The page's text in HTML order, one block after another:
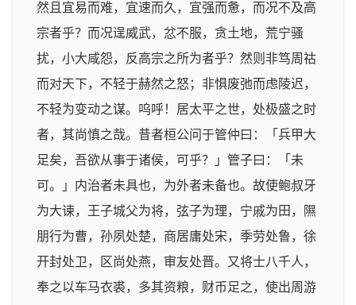
然且宜易而难，宜速而久，宜强而惫，而况不及高
宗者乎？而况逞威武，忿不服，贪土地，荒宁骚
扰，小大咸怨，反高宗之所为者乎？然则非笃周祜
而对天下，不轻于赫然之怒；非惧废弛而虑陵迟，
不轻为变动之谋。呜呼！居太平之世，处极盛之时
者，其尚慎之哉。昔者桓公问于管仲曰：「兵甲大
足矣，吾欲从事于诸侯，可乎？」管子曰：「未
可。」内治者未具也，为外者未备也。故使鲍叔牙
为大谏，王子城父为将，弦子为理，宁戚为田，隰
朋行为曹，孙夙处楚，商居庸处宋，季劳处鲁，徐
开封处卫，区尚处燕，审友处晋。又将士八千人，
奉之以车马衣裘，多其资粮，财币足之，使出周游